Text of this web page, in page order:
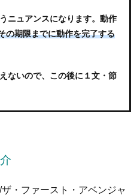
ニュアンスになります。動作
の期限までに動作を完了する
ないので、この後に１文・節
・ファースト・アベンジャ